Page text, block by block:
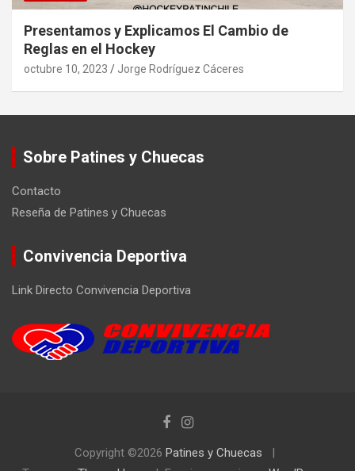
Presentamos y Explicamos El Cambio de
Reglas en el Hockey
octubre 10, 2023 Jorge Rodríguez Cáceres
Sobre Patines y Chuecas
Contacto
Reseña de Patines y Chuecas
Convivencia Deportiva
Link Directo Convivencia Deportiva
Copyright ©2026 Patines y Chuecas